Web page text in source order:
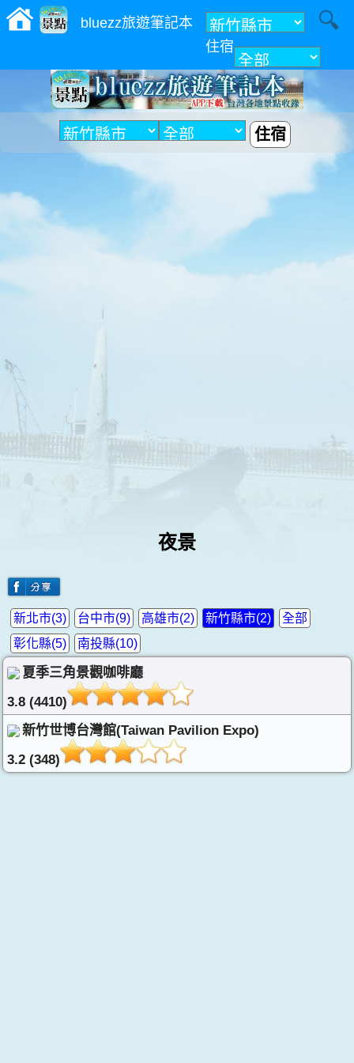
bluezz旅遊筆記本
住宿
附近
住宿
夜景
全部
新北市(3) 台中市(9) 高雄市(2)
新竹縣市(2)
彰化縣(5)
南投縣(10)
夏季三角景觀咖啡廳
3.8 (4410)
新竹世博台灣館(Taiwan Pavilion Expo)
3.2 (348)